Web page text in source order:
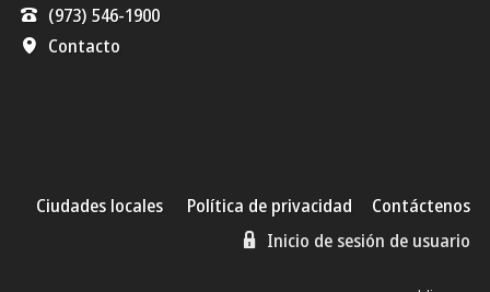
(973) 546-1900
Contacto
Ciudades locales Política de privacidad
Contáctenos
Inicio de sesión de usuario